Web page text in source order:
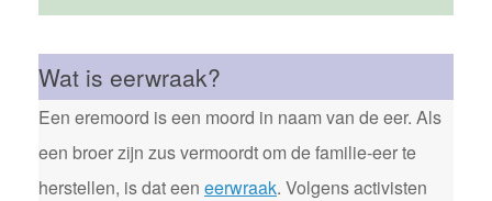
Wat is eerwraak?
Een eremoord is een moord in naam van de eer. Als
een broer zijn zus vermoordt om de familie-eer te
herstellen, is dat een eerwraak. Volgens activisten